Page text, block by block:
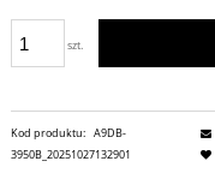
szt.
Kod produktu: A9DB-
3950B_20251027132901